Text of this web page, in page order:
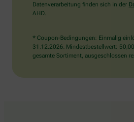
Datenverarbeitung finden sich in der
AHD.
* Coupon-Bedingungen: Einmalig
31.12.2026. Mindestbestellwert:
gesamte Sortiment, ausgeschlossen